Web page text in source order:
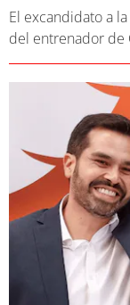
El excandidato a
del entrenador de